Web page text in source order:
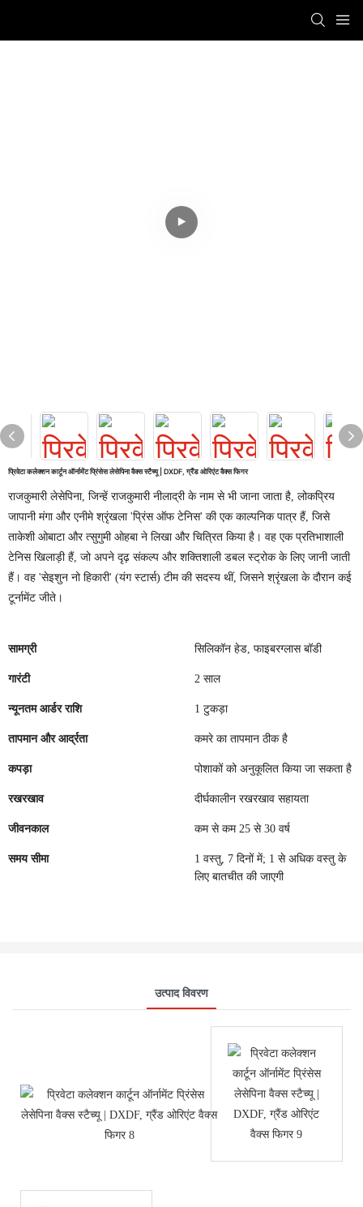
प्रिवेटा कलेक्शन कार्टून ऑर्नामेंट प्रिंसेस लेसेपिना वैक्स स्टैच्यू | DXDF, ग्रैंड ओरिएंट वैक्स फिगर
राजकुमारी लेसेपिना, जिन्हें राजकुमारी नीलाद्री के नाम से भी जाना जाता है, लोकप्रिय
जापानी मंगा और एनीमे श्रृंखला 'प्रिंस ऑफ टेनिस' की एक काल्पनिक पात्र हैं, जिसे
ताकेशी ओबाटा और त्सुगुमी ओहबा ने लिखा और चित्रित किया है। वह एक प्रतिभाशाली
टेनिस खिलाड़ी हैं, जो अपने दृढ़ संकल्प और शक्तिशाली डबल स्ट्रोक के लिए जानी जाती
हैं। वह 'सेइशुन नो हिकारी' (यंग स्टार्स) टीम की सदस्य थीं, जिसने श्रृंखला के दौरान कई
टूर्नामेंट जीते।
सामग्री सिलिकॉन हेड, फाइबरग्लास बॉडी
गारंटी 2 साल
न्यूनतम आर्डर राशि 1 टुकड़ा
तापमान और आर्द्रता कमरे का तापमान ठीक है
कपड़ा पोशाकों को अनुकूलित किया जा सकता है
रखरखाव दीर्घकालीन रखरखाव सहायता
जीवनकाल कम से कम 25 से 30 वर्ष
समय सीमा
1 वस्तु, 7 दिनों में; 1 से अधिक वस्तु के
लिए बातचीत की जाएगी
उत्पाद विवरण